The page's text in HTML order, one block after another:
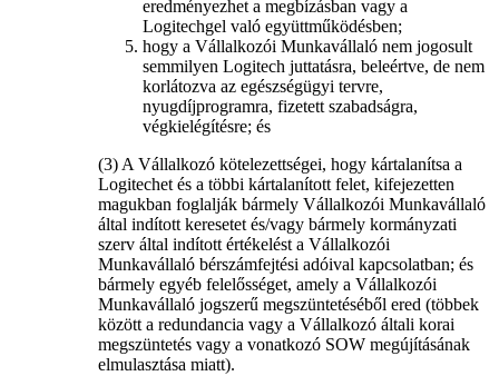
eredményezhet a megbízásban vagy a
Logitechgel való együttműködésben;
hogy a Vállalkozói Munkavállaló nem jogosult
semmilyen Logitech juttatásra, beleértve, de nem
korlátozva az egészségügyi tervre,
nyugdíjprogramra, fizetett szabadságra,
végkielégítésre; és
(3) A Vállalkozó kötelezettségei, hogy kártalanítsa a
Logitechet és a többi kártalanított felet, kifejezetten
magukban foglalják bármely Vállalkozói Munkavállaló
által indított keresetet és/vagy bármely kormányzati
szerv által indított értékelést a Vállalkozói
Munkavállaló bérszámfejtési adóival kapcsolatban; és
bármely egyéb felelősséget, amely a Vállalkozói
Munkavállaló jogszerű megszüntetéséből ered (többek
között a redundancia vagy a Vállalkozó általi korai
megszüntetés vagy a vonatkozó SOW megújításának
elmulasztása miatt).